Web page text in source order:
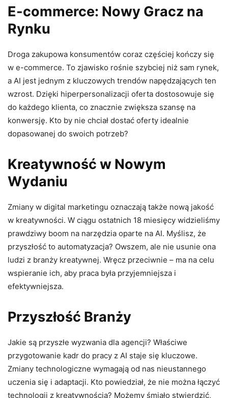
E-commerce: Nowy Gracz na
Rynku
Droga zakupowa konsumentów coraz częściej kończy się
w e-commerce. To zjawisko rośnie szybciej niż sam rynek,
a AI jest jednym z kluczowych trendów napędzających ten
wzrost. Dzięki hiperpersonalizacji oferta dostosowuje się
do każdego klienta, co znacznie zwiększa szansę na
konwersję. Kto by nie chciał dostać oferty idealnie
dopasowanej do swoich potrzeb?
Kreatywność w Nowym
Wydaniu
Zmiany w digital marketingu oznaczają także nową jakość
w kreatywności. W ciągu ostatnich 18 miesięcy widzieliśmy
prawdziwy boom na narzędzia oparte na AI. Myślisz, że
przyszłość to automatyzacja? Owszem, ale nie usunie ona
ludzi z branży kreatywnej. Wręcz przeciwnie – ma na celu
wspieranie ich, aby praca była przyjemniejsza i
efektywniejsza.
Przyszłość Branży
Jakie są przyszłe wyzwania dla agencji? Właściwe
przygotowanie kadr do pracy z AI staje się kluczowe.
Zmiany technologiczne wymagają od nas nieustannego
uczenia się i adaptacji. Kto powiedział, że nie można łączyć
technologii z kreatywnością? Możemy śmiało stwierdzić,